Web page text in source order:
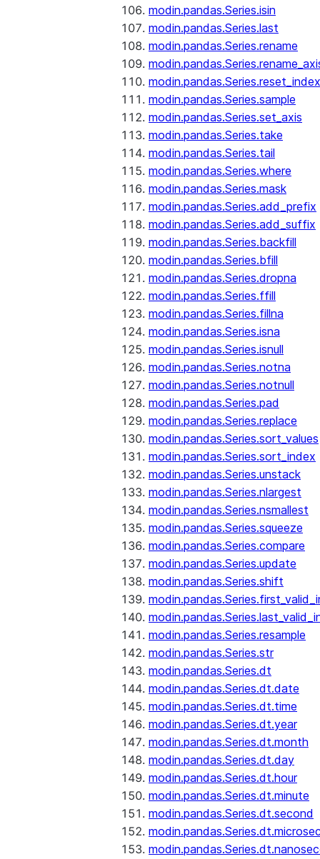
modin.pandas.Series.isin
modin.pandas.Series.last
modin.pandas.Series.rename
modin.pandas.Series.reset_index
modin.pandas.Series.sample
modin.pandas.Series.set_axis
modin.pandas.Series.take
modin.pandas.Series.tail
modin.pandas.Series.where
modin.pandas.Series.mask
modin.pandas.Series.add_prefix
modin.pandas.Series.add_suffix
modin.pandas.Series.backfill
modin.pandas.Series.bfill
modin.pandas.Series.dropna
modin.pandas.Series.ffill
modin.pandas.Series.fillna
modin.pandas.Series.isna
modin.pandas.Series.isnull
modin.pandas.Series.notna
modin.pandas.Series.notnull
modin.pandas.Series.pad
modin.pandas.Series.replace
modin.pandas.Series.sort_values
modin.pandas.Series.sort_index
modin.pandas.Series.unstack
modin.pandas.Series.nlargest
modin.pandas.Series.nsmallest
modin.pandas.Series.squeeze
modin.pandas.Series.compare
modin.pandas.Series.update
modin.pandas.Series.shift
modin.pandas.Series.resample
modin.pandas.Series.str
modin.pandas.Series.dt
modin.pandas.Series.dt.date
modin.pandas.Series.dt.time
modin.pandas.Series.dt.year
modin.pandas.Series.dt.month
modin.pandas.Series.dt.day
modin.pandas.Series.dt.hour
modin.pandas.Series.dt.minute
modin.pandas.Series.dt.second